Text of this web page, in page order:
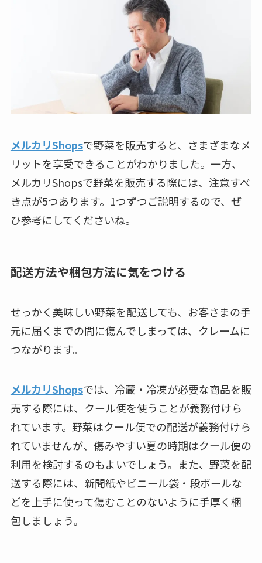
メルカリShopsで野菜を販売すると、さまざまなメ
リットを享受できることがわかりました。一方、
メルカリShopsで野菜を販売する際には、注意すべ
き点が5つあります。1つずつご説明するので、ぜ
ひ参考にしてくださいね。
配送方法や梱包方法に気をつける
せっかく美味しい野菜を配送しても、お客さまの手
元に届くまでの間に傷んでしまっては、クレームに
つながります。
メルカリShopsでは、冷蔵・冷凍が必要な商品を販
売する際には、クール便を使うことが義務付けら
れています。野菜はクール便での配送が義務付けら
れていませんが、傷みやすい夏の時期はクール便の
利用を検討するのもよいでしょう。また、野菜を配
送する際には、新聞紙やビニール袋・段ボールな
どを上手に使って傷むことのないように手厚く梱
包しましょう。